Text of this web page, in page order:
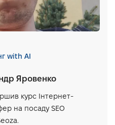
with AI
Яровенко
курс Інтернет-
на посаду SEO